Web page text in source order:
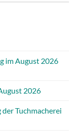
im August 2026
2026
Tuchmacherei